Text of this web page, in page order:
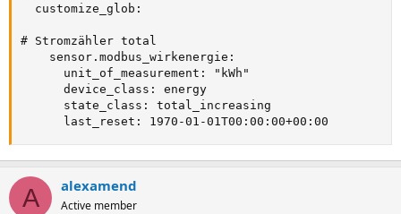
  customize_glob:
# Stromzähler total
    sensor.modbus_wirkenergie:
      unit_of_measurement: "kWh"
      device_class: energy
      state_class: total_increasing
      last_reset: 1970-01-01T00:00:00+00:00
A alexamend
Active member